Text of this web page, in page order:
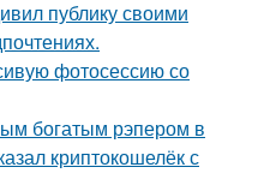
публику своими
фотосессию со
богатым рэпером в
криптокошелёк с